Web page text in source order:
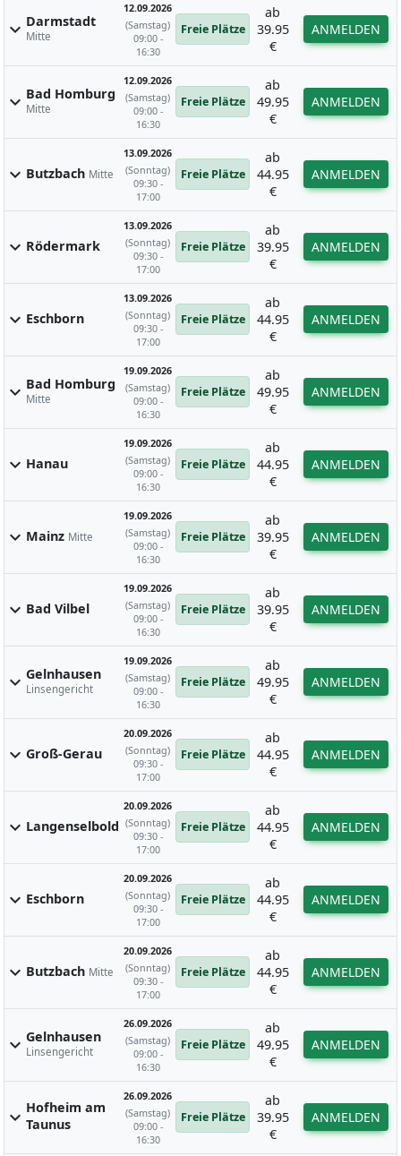
expand_more Darmstadt
Mitte
12.09.2026
(Samstag)
09:00 -
16:30
Freie Plätze
ab
39.95
€
ANMELDEN
expand_more Bad Homburg
Mitte
12.09.2026
(Samstag)
09:00 -
16:30
Freie Plätze
ab
49.95
€
ANMELDEN
expand_more Butzbach Mitte
13.09.2026
(Sonntag)
09:30 -
17:00
Freie Plätze
ab
44.95
€
ANMELDEN
expand_more Rödermark
13.09.2026
(Sonntag)
09:30 -
17:00
Freie Plätze
ab
39.95
€
ANMELDEN
expand_more Eschborn
13.09.2026
(Sonntag)
09:30 -
17:00
Freie Plätze
ab
44.95
€
ANMELDEN
expand_more Bad Homburg
Mitte
19.09.2026
(Samstag)
09:00 -
16:30
Freie Plätze
ab
49.95
€
ANMELDEN
expand_more Hanau
19.09.2026
(Samstag)
09:00 -
16:30
Freie Plätze
ab
44.95
€
ANMELDEN
expand_more Mainz Mitte
19.09.2026
(Samstag)
09:00 -
16:30
Freie Plätze
ab
39.95
€
ANMELDEN
expand_more Bad Vilbel
19.09.2026
(Samstag)
09:00 -
16:30
Freie Plätze
ab
39.95
€
ANMELDEN
expand_more Gelnhausen
Linsengericht
19.09.2026
(Samstag)
09:00 -
16:30
Freie Plätze
ab
49.95
€
ANMELDEN
expand_more Groß-Gerau
20.09.2026
(Sonntag)
09:30 -
17:00
Freie Plätze
ab
44.95
€
ANMELDEN
expand_more Langenselbold
20.09.2026
(Sonntag)
09:30 -
17:00
Freie Plätze
ab
44.95
€
ANMELDEN
expand_more Eschborn
20.09.2026
(Sonntag)
09:30 -
17:00
Freie Plätze
ab
44.95
€
ANMELDEN
expand_more Butzbach Mitte
20.09.2026
(Sonntag)
09:30 -
17:00
Freie Plätze
ab
44.95
€
ANMELDEN
expand_more Gelnhausen
Linsengericht
26.09.2026
(Samstag)
09:00 -
16:30
Freie Plätze
ab
49.95
€
ANMELDEN
expand_more Hofheim am
Taunus
26.09.2026
(Samstag)
09:00 -
16:30
Freie Plätze
ab
39.95
€
ANMELDEN